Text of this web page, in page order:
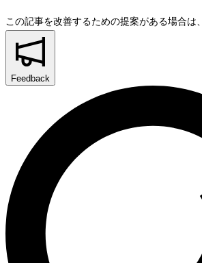
この記事を改善するための提案がある場合は、
Feedback